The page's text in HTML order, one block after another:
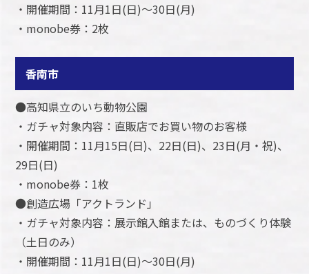
・開催期間：11月1日(日)～30日(月)
・monobe券：2枚
香南市
●高知県立のいち動物公園
・ガチャ対象内容：直販店でお買い物のお客様
・開催期間：11月15日(日)、22日(日)、23日(月・祝)、
29日(日)
・monobe券：1枚
●創造広場「アクトランド」
・ガチャ対象内容：展示館入館または、ものづくり体験
（土日のみ）
・開催期間：11月1日(日)～30日(月)